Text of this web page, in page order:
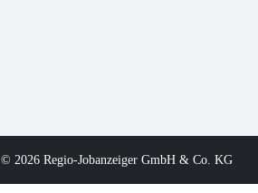
© 2026 Regio-Jobanzeiger GmbH & Co. KG